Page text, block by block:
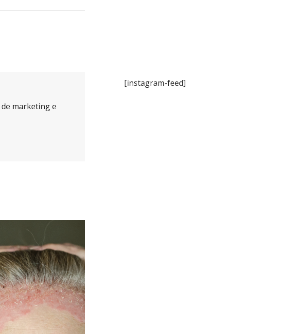
marketing e
[instagram-feed]